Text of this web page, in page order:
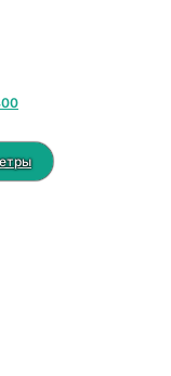
Этот